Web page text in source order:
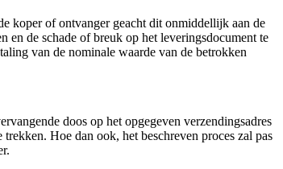
koper of ontvanger geacht dit onmiddellijk aan de
de schade of breuk op het leveringsdocument te
van de nominale waarde van de betrokken
doos op het opgegeven verzendingsadres
Hoe dan ook, het beschreven proces zal pas